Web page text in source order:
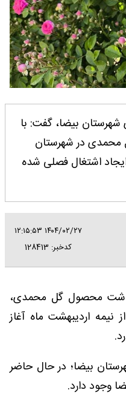
شهرستان بیضا، گفت: با
در شهرستان
ایجاد اشتغال فصلی شده
۱۴۰۴/۰۲/۲۷ ۱۲:۱۵:۵۳
کدخبر: 128413
محصول گل محمدی،
اردیبهشت ماه آغاز
بیضا؛ در حال حاضر
وجود دارد.